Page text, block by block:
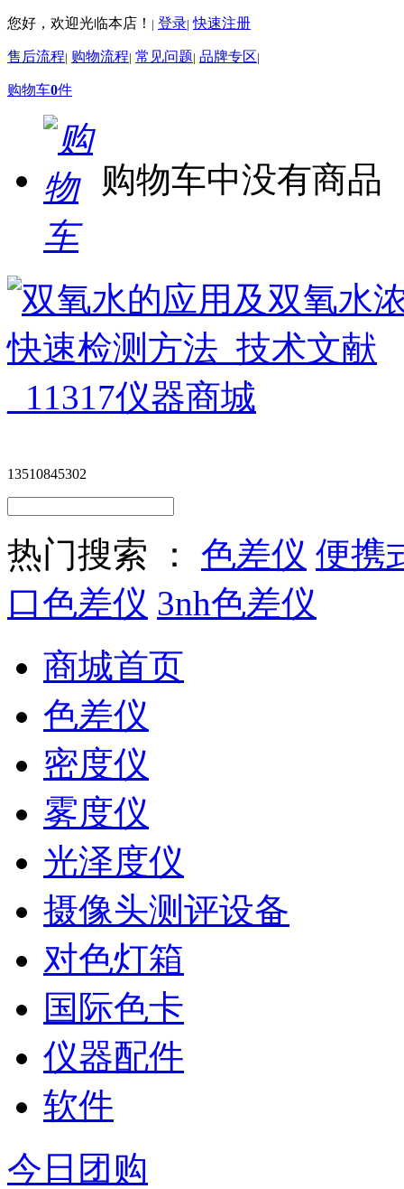
您好，欢迎光临本店！ | 登录| 快速注册
售后流程| 购物流程| 常见问题| 品牌专区|
购物车0件
购物车中没有商品
13510845302
热门搜索 ： 色差仪 便携
口色差仪 3nh色差仪
商城首页
色差仪
密度仪
雾度仪
光泽度仪
摄像头测评设备
对色灯箱
国际色卡
仪器配件
软件
今日团购